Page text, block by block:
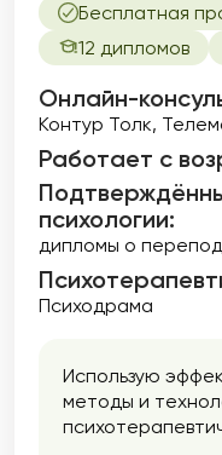
Бесплатная
12 дипломов
Онлайн-
Контур Толк,
Работает с
психологии:
дипломы о
Психодрама
Использую
методы и